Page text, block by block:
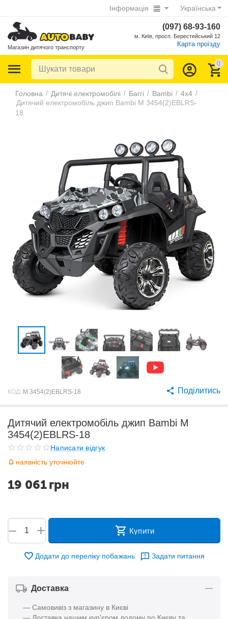
Українська
Інформація
Магазин дитячого транспорту
(097) 68-93-160
м. Київ, просп. Берестейський 12
Карта проїзду
0
Головна / Дитячі електромобілі / Баггі / Bambi / 4х4 /
Дитячий електромобіль джип Bambi M 3454(2)EBLRS-
18
КОД: M 3454(2)EBLRS-18 Поділитись
Дитячий електромобіль джип Bambi M
3454(2)EBLRS-18
Написати відгук
наявність уточнюйте
19 061грн
+
− Купити
Додати до переліку побажань Задати питання
Доставка
— Самовивіз з магазину в Києві